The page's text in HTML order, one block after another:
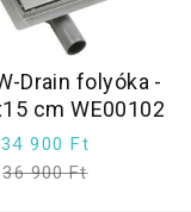
Drain folyóka -
cm WE00102
34 900 Ft
36 900 Ft